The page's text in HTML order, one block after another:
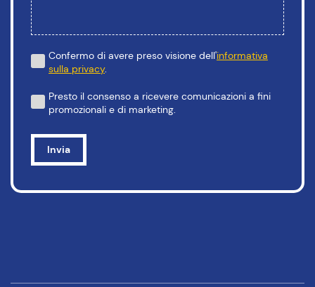
Confermo di avere preso visione dell'informativa
sulla privacy.
Presto il consenso a ricevere comunicazioni a fini
promozionali e di marketing.